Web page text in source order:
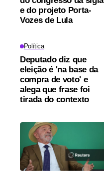
e do projeto Porta-
Vozes de Lula
Política
Deputado diz que
eleição é 'na base da
compra de voto' e
alega que frase foi
tirada do contexto